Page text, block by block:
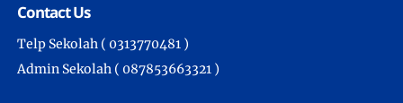
Contact Us
Telp Sekolah ( 0313770481 )
Admin Sekolah ( 087853663321 )